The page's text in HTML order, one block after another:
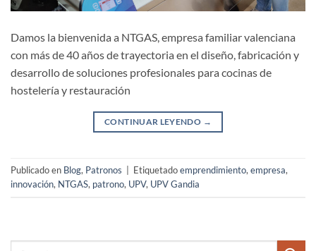
Damos la bienvenida a NTGAS, empresa familiar valenciana
con más de 40 años de trayectoria en el diseño, fabricación y
desarrollo de soluciones profesionales para cocinas de
hostelería y restauración
CONTINUAR LEYENDO →
Publicado en Blog, Patronos Etiquetadoemprendimiento, empresa,
innovación, NTGAS, patrono, UPV, UPV Gandia